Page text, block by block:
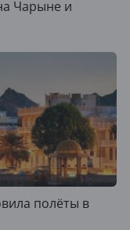
Чарыне и
полёты в